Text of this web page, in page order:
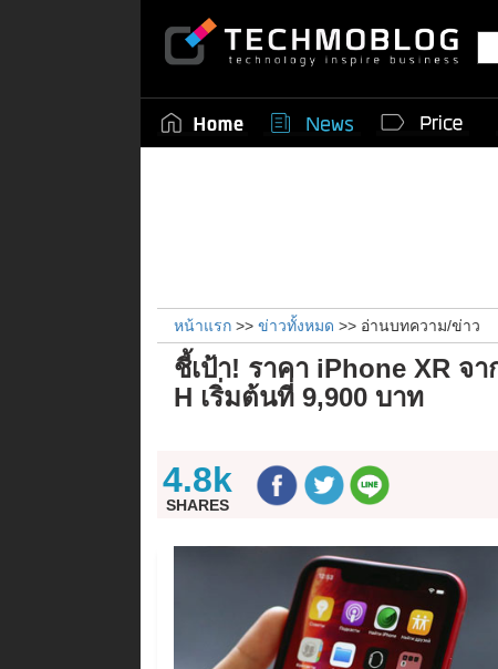
หน้าแรก >> ข่าวทั้งหมด >> อ่านบทความ/ข่าว
ชี้เป้า! ราคา iPhone XR จ
H เริ่มต้นที่ 9,900 บาท
4.8k
SHARES